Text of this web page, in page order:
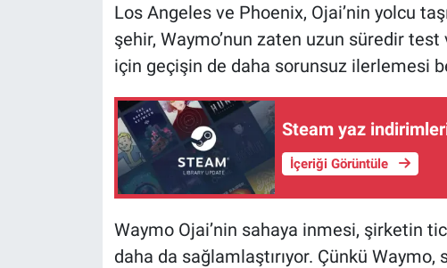
Los Angeles ve Phoenix, Ojai’nin yolcu
şehir, Waymo’nun zaten uzun süredir
için geçişin de daha sorunsuz ilerlemesi
Steam yaz
İçeriği Görüntüle
Waymo Ojai’nin sahaya inmesi, şirketin
daha da sağlamlaştırıyor. Çünkü